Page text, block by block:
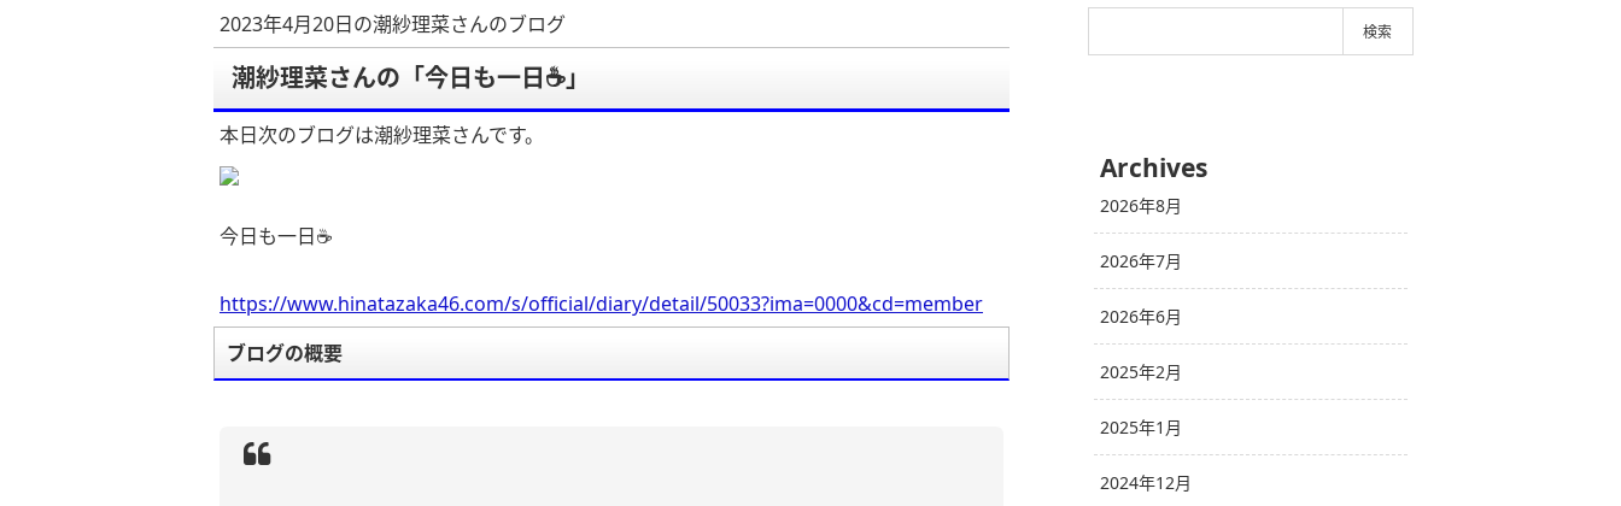
2023年4月20日の潮紗理菜さんのブログ
潮紗理菜さんの「今日も一日☕️」
本日次のブログは潮紗理菜さんです。
今日も一日☕️
https://www.hinatazaka46.com/s/official/diary/detail/50033?ima=0000&cd=member
ブログの概要
Archives
2026年8月
2026年7月
2026年6月
2025年2月
2025年1月
2024年12月